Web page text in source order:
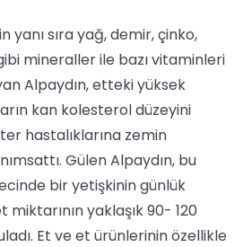
yanı sıra yağ, demir, çinko,
mineraller ile bazı vitaminleri
Alpaydın, etteki yüksek
kan kolesterol düzeyini
hastalıklarına zemin
Gülen Alpaydın, bu
bir yetişkinin günlük
yaklaşık 90- 120
Et ve et ürünlerinin özellikle